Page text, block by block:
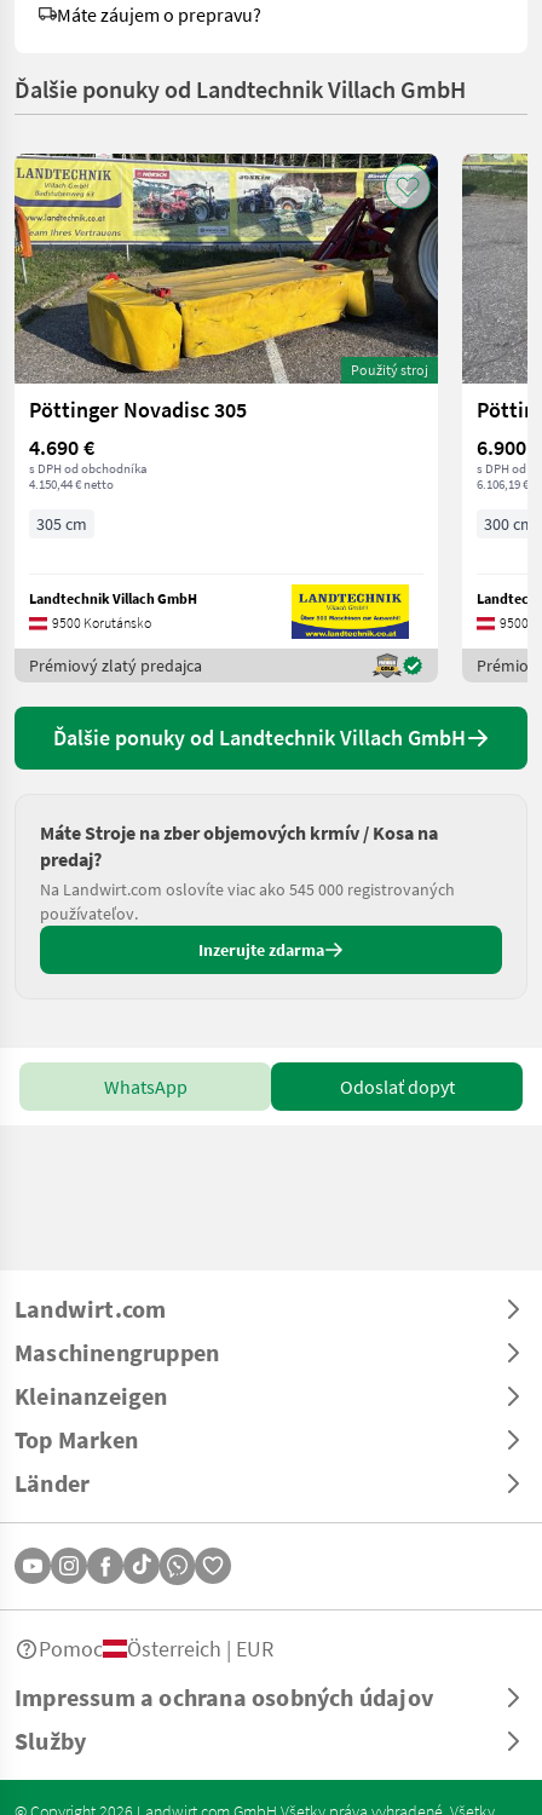
Máte záujem o prepravu?
Ďalšie ponuky od Landtechnik Villach GmbH
Použitý stroj
Pöttinger Novadisc 305
4.690 €
s DPH od obchodníka
4.150,44 € netto
305 cm
Landtechnik Villach GmbH
9500 Korutánsko
Prémiový zlatý predajca
6.900 €
s DPH od
6.106,19 €
300 cm
9500
Ďalšie ponuky od Landtechnik Villach GmbH
Máte Stroje na zber objemových krmív / Kosa na
predaj?
Na Landwirt.com oslovíte viac ako 545 000 registrovaných
používateľov.
Inzerujte zdarma
WhatsApp Odoslať dopyt
Landwirt.com
Maschinengruppen
Kleinanzeigen
Top Marken
Länder
Impressum a ochrana osobných údajov
Služby
Pomoc Österreich | EUR